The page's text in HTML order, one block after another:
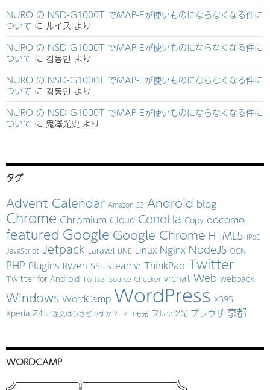
NURO の NSD-G1000T でMAP-Eが使いものにならなくなる件に
ついて に ルイス より
NURO の NSD-G1000T でMAP-Eが使いものにならなくなる件に
ついて に 김동민 より
NURO の NSD-G1000T でMAP-Eが使いものにならなくなる件に
ついて に 김동민 より
NURO の NSD-G1000T でMAP-Eが使いものにならなくなる件に
ついて に 鬼澤光史 より
タグ
Advent Calendar Amazon S3 Android blog
Chrome Chromium Cloud ConoHa Copy docomo
featured Google Google Chrome HTML5 IPoE
JavaScript Jetpack Laravel LINE Linux Nginx NodeJS OCN
PHP Plugins Ryzen SSL steamvr ThinkPad Twitter
Twitter for Android Twitter Source Checker vrchat Web webpack
Windows WordCamp WordPress X395
Xperia Z4 ご注文はうさぎですか？ ドコモ光 フレッツ光 ブラウザ 京都
WORDCAMP